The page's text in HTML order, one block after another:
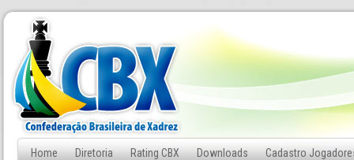
Home Diretoria Rating CBX Downloads Cadastro